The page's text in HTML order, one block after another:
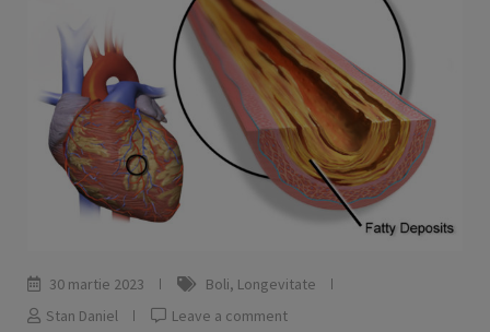
30 martie 2023 Boli, Longevitate
Stan Daniel
Leave a comment